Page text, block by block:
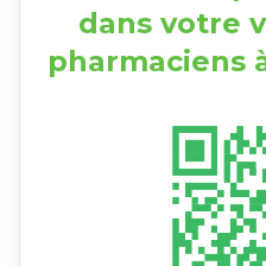
dans votre
pharmaciens